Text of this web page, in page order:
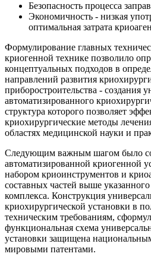
Безопасность процесса
Экономичность - низкая
оптимальная затрата
Формулирование главных
криогенной технике позволило
концептуальных подходов в
направлений развития
приборостроительства - создания
автоматизированного
структура которого позволяет
криохирургические методы
областях медицинской науки и
Следующим важным шагом было
автоматизированной криогенной
набором криоинструментов и
составных частей выше
комплекса. Конструкция
криохирургической установки в
техническим требованиям,
функциональная схема
установки защищена
мировыми патентами.